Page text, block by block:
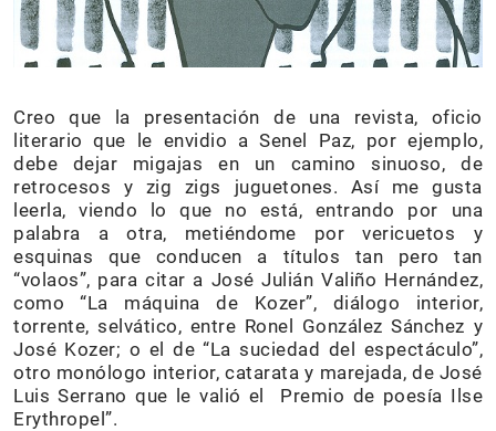
Creo que la presentación de una revista, oficio
literario que le envidio a Senel Paz, por ejemplo,
debe dejar migajas en un camino sinuoso, de
retrocesos y zig zigs juguetones. Así me gusta
leerla, viendo lo que no está, entrando por una
palabra a otra, metiéndome por vericuetos y
esquinas que conducen a títulos tan pero tan
“volaos”, para citar a José Julián Valiño Hernández,
como “La máquina de Kozer”, diálogo interior,
torrente, selvático, entre Ronel González Sánchez y
José Kozer; o el de “La suciedad del espectáculo”,
otro monólogo interior, catarata y marejada, de José
Luis Serrano que le valió el Premio de poesía Ilse
Erythropel”.